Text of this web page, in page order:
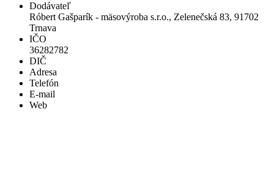
Dodávateľ
Róbert Gašparík - mäsovýroba s.r.o., Zelenečská 83, 91702
Trnava
IČO
36282782
DIČ
Adresa
Telefón
E-mail
Web